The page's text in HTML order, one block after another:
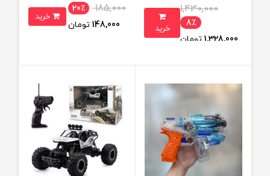
1,430,000
8٪
1,328,000تومان
خرید
185,000
20٪
148,000 تومان